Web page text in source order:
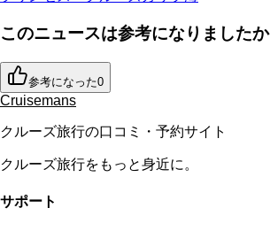
このニュースは参考になりましたか
参考になった0
Cruisemans
クルーズ旅行の口コミ・予約サイト
クルーズ旅行をもっと身近に。
サポート